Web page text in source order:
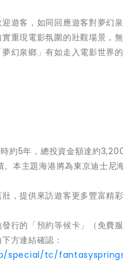
遊客，如同回應遊客對夢幻
重現電影氛圍的壯觀場景，
幻泉鄉」有如走入電影世界
約5年，總投資金額達約
本主題海港將為東京迪士尼
，提供來訪遊客更多豐富精
行的「預約等候卡」（免費
方連結確認：
special/tc/